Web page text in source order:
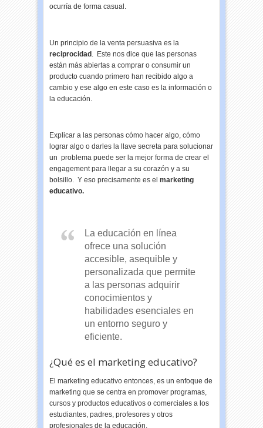
ocurría de forma casual.
Un principio de la venta persuasiva es la
reciprocidad . Este nos dice que las personas
están más abiertas a comprar o consumir un
producto cuando primero han recibido algo a
cambio y ese algo en este caso es la información o
la educación.
Explicar a las personas cómo hacer algo, cómo
lograr algo o darles la llave secreta para solucionar
un problema puede ser la mejor forma de crear el
engagement para llegar a su corazón y a su
bolsillo. Y eso precisamente es elmarketing
educativo.
La educación en línea
ofrece una solución
accesible, asequible y
personalizada que permite
a las personas adquirir
conocimientos y
habilidades esenciales en
un entorno seguro y
eficiente.
¿Qué es el marketing educativo?
El marketing educativo entonces, es un enfoque de
marketing que se centra en promover programas,
cursos y productos educativos o comerciales a los
estudiantes, padres, profesores y otros
profesionales de la educación.